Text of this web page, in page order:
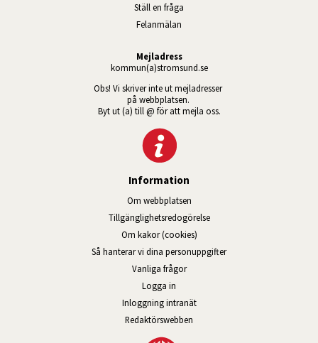
Ställ en fråga
Felanmälan
Mejladress
kommun(a)stromsund.se
Obs! Vi skriver inte ut mejladresser
på webbplatsen.
Byt ut (a) till @ för att mejla oss.
Information
Om webbplatsen
Tillgänglig­hets­redo­görelse
Om kakor (cookies)
Så hanterar vi dina personuppgifter
Vanliga frågor
Logga in
Inloggning intranätÖppnas i nytt fönster.
Redaktörswebben